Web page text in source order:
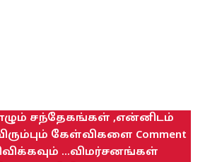
சந்தேகங்கள் ,என்னிடம்
கேள்விகளை Comment
...விமர்சனங்கள்